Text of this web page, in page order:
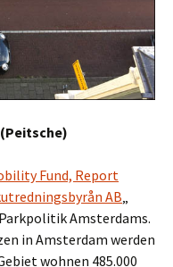
Fund, Report
AB„
Amsterdams.
in Amsterdam werden
wohnen 485.000